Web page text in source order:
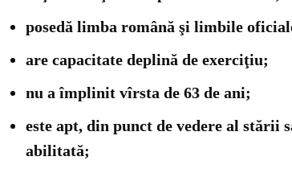
posedă limba română şi limbile
are capacitate deplină de exerciţiu;
nu a împlinit vîrsta de 63 de ani;
este apt, din punct de vedere al
abilitată;